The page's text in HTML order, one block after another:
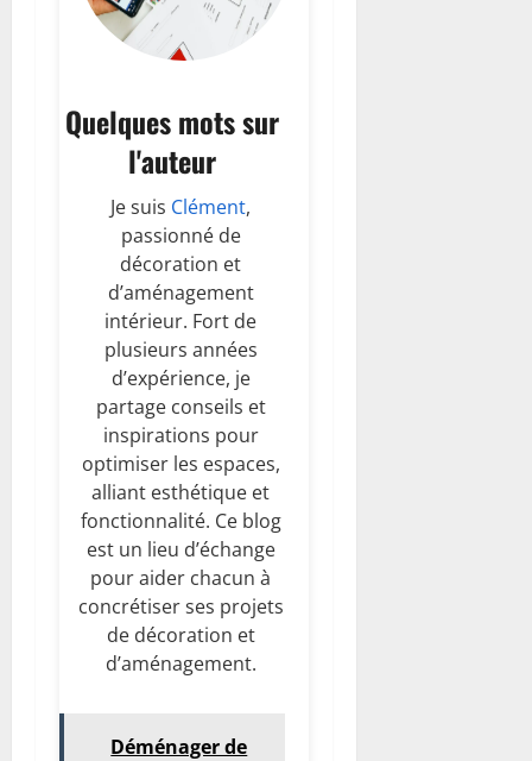
Quelques mots sur
l'auteur
Je suis Clément,
passionné de
décoration et
d’aménagement
intérieur. Fort de
plusieurs années
d’expérience, je
partage conseils et
inspirations pour
optimiser les espaces,
alliant esthétique et
fonctionnalité. Ce blog
est un lieu d’échange
pour aider chacun à
concrétiser ses projets
de décoration et
d’aménagement.
Déménager de